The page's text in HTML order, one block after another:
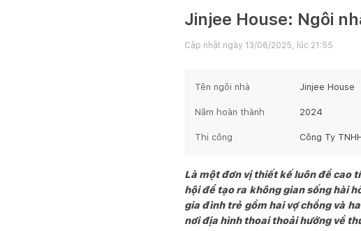
Jinjee House: Ngôi
Cập nhật ngày 13/06/2025, lúc 21:55
Tên ngôi nhà Jinjee House
Năm hoàn thành 2024
Thi công Công Ty
Là một đơn vị thiết kế luôn đề cao
hội để tạo ra không gian sống hài
gia đình trẻ gồm hai vợ chồng và
nơi địa hình thoai thoải hướng về